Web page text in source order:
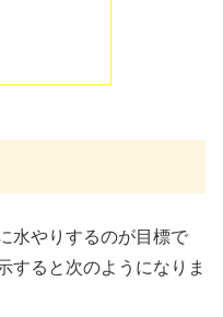
水やりするのが目標で
すると次のようになりま